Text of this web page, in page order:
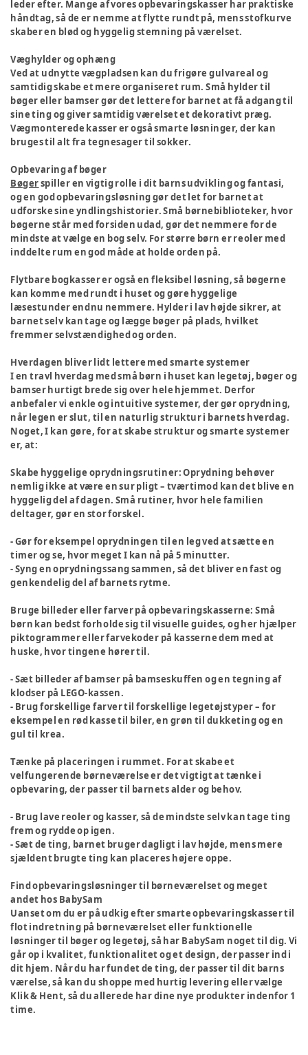
leder efter. Mange af vores opbevaringskasser har praktiske
håndtag, så de er nemme at flytte rundt på, mens stofkurve
skaber en blød og hyggelig stemning på værelset.
Væghylder og ophæng
Ved at udnytte vægpladsen kan du frigøre gulvareal og
samtidig skabe et mere organiseret rum. Små hylder til
bøger eller bamser gør det lettere for barnet at få adgang til
sine ting og giver samtidig værelset et dekorativt præg.
Vægmonterede kasser er også smarte løsninger, der kan
bruges til alt fra tegnesager til sokker.
Opbevaring af bøger
Bøgerspiller en vigtig rolle i dit barns udvikling og fantasi,
og en god opbevaringsløsning gør det let for barnet at
udforske sine yndlingshistorier. Små børnebiblioteker, hvor
bøgerne står med forsiden udad, gør det nemmere for de
mindste at vælge en bog selv. For større børn er reoler med
inddelte rum en god måde at holde orden på.
Flytbare bogkasser er også en fleksibel løsning, så bøgerne
kan komme med rundt i huset og gøre hyggelige
læsestunder endnu nemmere. Hylder i lav højde sikrer, at
barnet selv kan tage og lægge bøger på plads, hvilket
fremmer selvstændighed og orden.
Hverdagen bliver lidt lettere med smarte systemer
I en travl hverdag med små børn i huset kan legetøj, bøger og
bamser hurtigt brede sig over hele hjemmet. Derfor
anbefaler vi enkle og intuitive systemer, der gør oprydning,
når legen er slut, til en naturlig struktur i barnets hverdag.
Noget, I kan gøre, for at skabe struktur og smarte systemer
er, at:
Skabe hyggelige oprydningsrutiner: Oprydning behøver
nemlig ikke at være en sur pligt – tværtimod kan det blive en
hyggelig del af dagen. Små rutiner, hvor hele familien
deltager, gør en stor forskel.
- Gør for eksempel oprydningen til en leg ved at sætte en
timer og se, hvor meget I kan nå på 5 minutter.
- Syng en oprydningssang sammen, så det bliver en fast og
genkendelig del af barnets rytme.
Bruge billeder eller farver på opbevaringskasserne: Små
børn kan bedst forholde sig til visuelle guides, og her hjælper
piktogrammer eller farvekoder på kasserne dem med at
huske, hvor tingene hører til.
- Sæt billeder af bamser på bamseskuffen og en tegning af
klodser på LEGO-kassen.
- Brug forskellige farver til forskellige legetøjstyper – for
eksempel en rød kasse til biler, en grøn til dukketing og en
gul til krea.
Tænke på placeringen i rummet. For at skabe et
velfungerende børneværelse er det vigtigt at tænke i
opbevaring, der passer til barnets alder og behov.
- Brug lave reoler og kasser, så de mindste selv kan tage ting
frem og rydde op igen.
- Sæt de ting, barnet bruger dagligt i lav højde, mens mere
sjældent brugte ting kan placeres højere oppe.
Find opbevaringsløsninger til børneværelset og meget
andet hos BabySam
Uanset om du er på udkig efter smarte opbevaringskasser til
flot indretning på børneværelset eller funktionelle
løsninger til bøger og legetøj, så har BabySam noget til dig. Vi
går op i kvalitet, funktionalitet og et design, der passer ind i
dit hjem. Når du har fundet de ting, der passer til dit barns
værelse, så kan du shoppe med hurtig levering eller vælge
Klik & Hent, så du allerede har dine nye produkter indenfor 1
time.